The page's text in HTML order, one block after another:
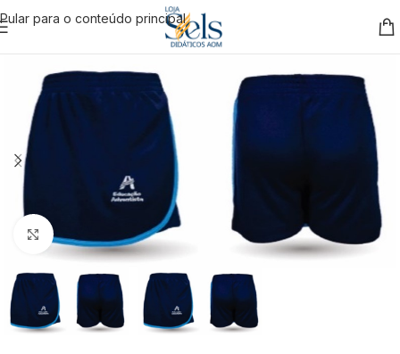
Pular para o conteúdo principal
Clique para ampliar